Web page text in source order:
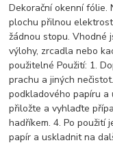
Dekorační okenní fólie.
plochu přilnou
žádnou stopu. Vhodné
výlohy, zrcadla nebo
použitelné Použití: 1.
prachu a jiných
podkladového papíru a
přiložte a vyhlaďte
hadříkem. 4. Po použití
papír a uskladnit na